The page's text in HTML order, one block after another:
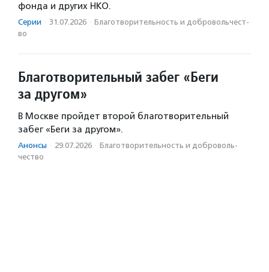
фонда и других НКО.
Серии · 31.07.2026 · Благотвори­тель­ность и доброволь­чест­
во
Благотворительный забег «Беги
за другом»
В Москве пройдет второй благотворительный
забег «Беги за другом».
Анонсы · 29.07.2026 · Благотвори­тель­ность и доброволь­
чест­во